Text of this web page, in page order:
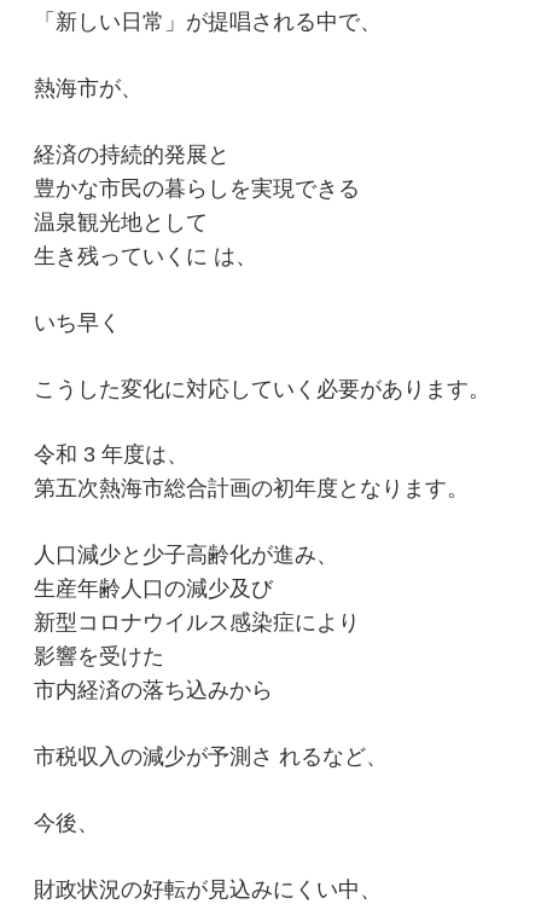
「新しい日常」が提唱される中で、
熱海市が、
経済の持続的発展と
豊かな市民の暮らしを実現できる
温泉観光地として
生き残っていくに は、
いち早く
こうした変化に対応していく必要があります。
令和 3 年度は、
第五次熱海市総合計画の初年度となります。
人口減少と少子高齢化が進み、
生産年齢人口の減少及び
新型コロナウイルス感染症により
影響を受けた
市内経済の落ち込みから
市税収入の減少が予測さ れるなど、
今後、
財政状況の好転が見込みにくい中、